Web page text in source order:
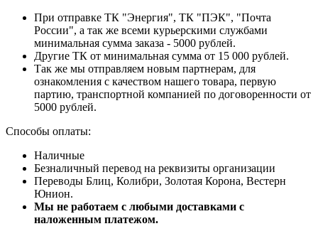
При отправке ТК "Энергия", ТК "ПЭК", "Почта
России", а так же всеми курьерскими службами
минимальная сумма заказа - 5000 рублей.
Другие ТК от минимальная сумма от 15 000 рублей.
Так же мы отправляем новым партнерам, для
ознакомления с качеством нашего товара, первую
партию, транспортной компанией по договоренности от
5000 рублей.
Способы оплаты:
Наличные
Безналичный перевод на реквизиты организации
Переводы Блиц, Колибри, Золотая Корона, Вестерн
Юнион.
Мы не работаем с любыми доставками с
наложенным платежом.